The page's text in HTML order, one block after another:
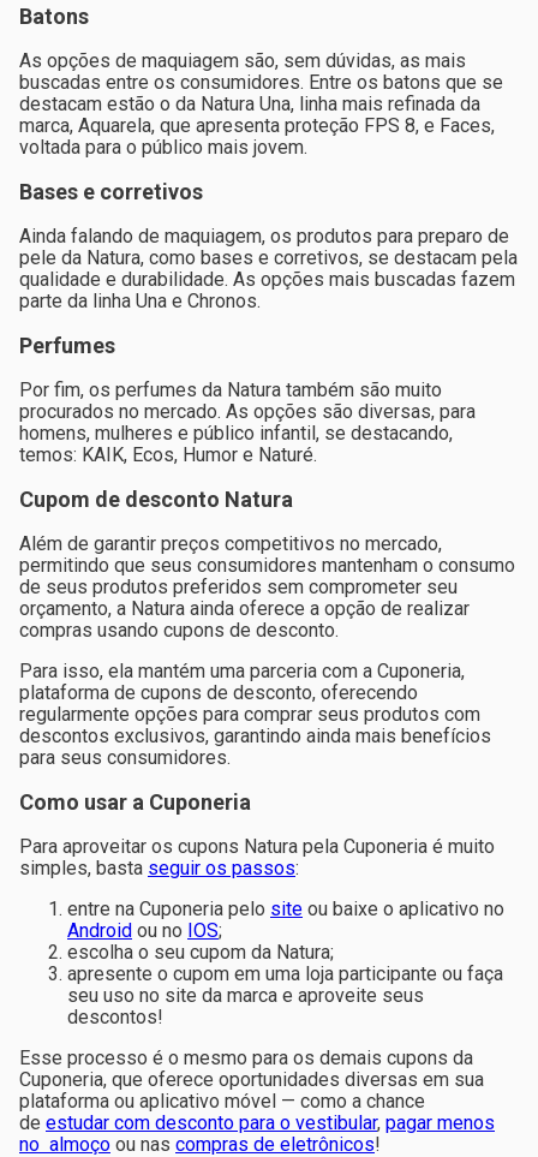
Batons
As opções de maquiagem são, sem dúvidas, as mais
buscadas entre os consumidores. Entre os batons que se
destacam estão o da Natura Una, linha mais refinada da
marca, Aquarela, que apresenta proteção FPS 8, e Faces,
voltada para o público mais jovem.
Bases e corretivos
Ainda falando de maquiagem, os produtos para preparo de
pele da Natura, como bases e corretivos, se destacam pela
qualidade e durabilidade. As opções mais buscadas fazem
parte da linha Una e Chronos.
Perfumes
Por fim, os perfumes da Natura também são muito
procurados no mercado. As opções são diversas, para
homens, mulheres e público infantil, se destacando,
temos: KAIK, Ecos, Humor e Naturé.
Cupom de desconto Natura
Além de garantir preços competitivos no mercado,
permitindo que seus consumidores mantenham o consumo
de seus produtos preferidos sem comprometer seu
orçamento, a Natura ainda oferece a opção de realizar
compras usando cupons de desconto.
Para isso, ela mantém uma parceria com a Cuponeria,
plataforma de cupons de desconto, oferecendo
regularmente opções para comprar seus produtos com
descontos exclusivos, garantindo ainda mais benefícios
para seus consumidores.
Como usar a Cuponeria
Para aproveitar os cupons Natura pela Cuponeria é muito
simples, basta seguir os passos:
entre na Cuponeria pelo site ou baixe o aplicativo no
Android ou no IOS;
escolha o seu cupom da Natura;
apresente o cupom em uma loja participante ou faça
seu uso no site da marca e aproveite seus
descontos!
Esse processo é o mesmo para os demais cupons da
Cuponeria, que oferece oportunidades diversas em sua
plataforma ou aplicativo móvel — como a chance
de estudar com desconto para o vestibular, pagar menos
no almoço ou nas compras de eletrônicos!